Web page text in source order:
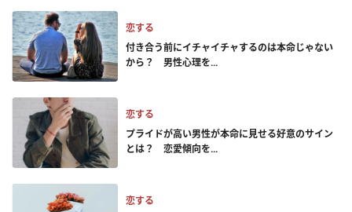
恋する
付き合う前にイチャイチャするのは本命じゃない
から？ 男性心理を...
恋する
プライドが高い男性が本命に見せる好意のサイン
とは？ 恋愛傾向を...
恋する